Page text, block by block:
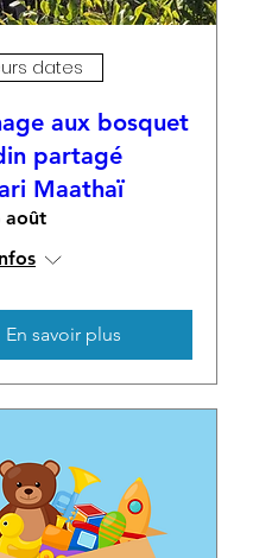
dates
aux bosquet
partagé
Maathaï
août
En savoir plus